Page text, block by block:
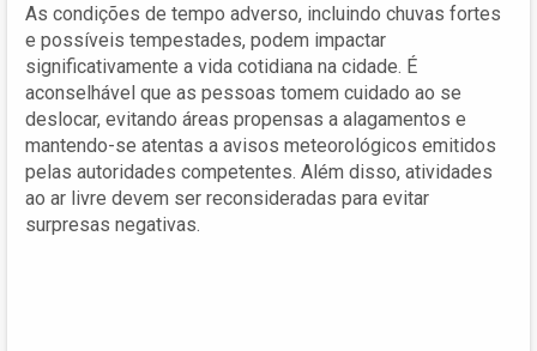
As condições de tempo adverso, incluindo chuvas fortes
e possíveis tempestades, podem impactar
significativamente a vida cotidiana na cidade. É
aconselhável que as pessoas tomem cuidado ao se
deslocar, evitando áreas propensas a alagamentos e
mantendo-se atentas a avisos meteorológicos emitidos
pelas autoridades competentes. Além disso, atividades
ao ar livre devem ser reconsideradas para evitar
surpresas negativas.